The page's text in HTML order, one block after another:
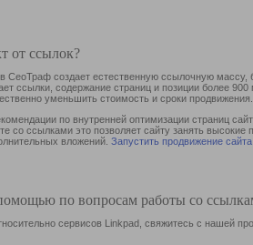
от ссылок?
СеоТраф создает естественную ссылочную
ссылки, содержание страниц и позиции более
уменьшить стоимость и сроки продвижения.
по внутренней оптимизации страниц
со ссылками это позволяет сайту занять
вложений. Запустить продвижение сайта
по вопросам работы со
сервисов Linkpad, свяжитесь с нашей